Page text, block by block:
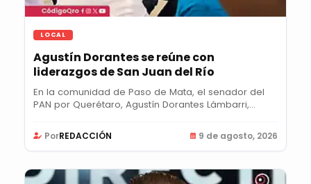
LOCAL
Agustín Dorantes se reúne con
liderazgos de San Juan del Río
En la comunidad de Paso de Mata, el senador del
PAN por Querétaro, Agustín Dorantes Lámbarri,...
PorREDACCIÓN 9 de agosto, 2026